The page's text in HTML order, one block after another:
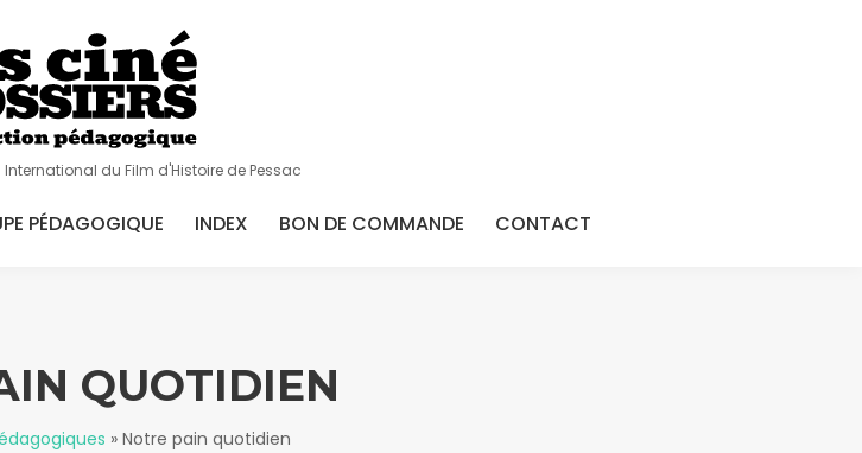
du Film d'Histoire de Pessac
PÉDAGOGIQUE INDEX BON DE COMMANDE CONTACT
QUOTIDIEN
» Notre pain quotidien